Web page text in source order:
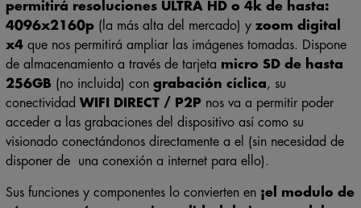
4096x2160p(la más alta del mercado) yzoom digital
x4que nos permitirá ampliar las imágenes tomadas. Dispone
de almacenamiento a través de tarjetamicro SD de hasta
256GB(no incluida) congrabación cíclica, su
conectividadWIFI DIRECT / P2Pnos va a permitir poder
acceder a las grabaciones del dispositivo así como su
visionado conectándonos directamente a el (sin necesidad de
disponer de una conexión a internet para ello).
cámara espía con mejor calidad de imagen del